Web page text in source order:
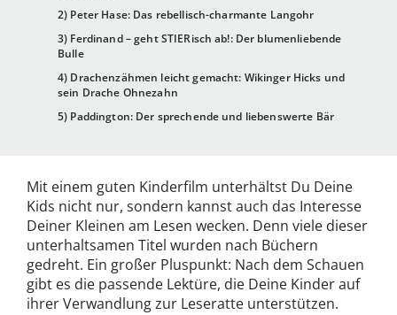
2) Peter Hase: Das rebellisch-charmante Langohr
3) Ferdinand – geht STIERisch ab!: Der blumenliebende
Bulle
4) Drachenzähmen leicht gemacht: Wikinger Hicks und
sein Drache Ohnezahn
5) Paddington: Der sprechende und liebenswerte Bär
Mit einem guten Kinderfilm unterhältst Du Deine
Kids nicht nur, sondern kannst auch das Interesse
Deiner Kleinen am Lesen wecken. Denn viele dieser
unterhaltsamen Titel wurden nach Büchern
gedreht. Ein großer Pluspunkt: Nach dem Schauen
gibt es die passende Lektüre, die Deine Kinder auf
ihrer Verwandlung zur Leseratte unterstützen.